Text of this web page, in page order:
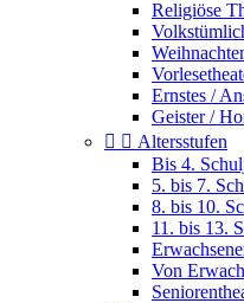
Religiöse
Ernstes /
Geister /
  Altersstufen
Bis 4.
5. bis 7.
8. bis 10.
11. bis 13.
Von